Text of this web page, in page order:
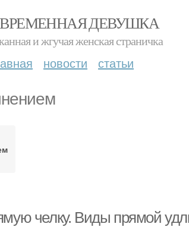
ДЕВУШКА
и жгучая женская страничка
новости статьи
челку. Виды прямой